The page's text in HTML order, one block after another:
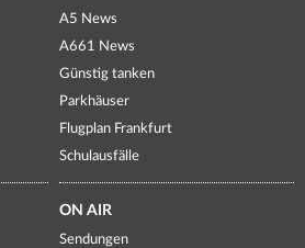
A5 News
A661 News
Günstig tanken
Parkhäuser
Flugplan Frankfurt
Schulausfälle
ON AIR
Sendungen